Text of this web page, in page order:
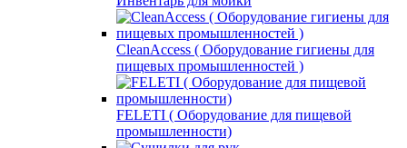
СleanAccess ( Оборудование гигиены для
пищевых промышленностей )
FELETI ( Оборудование для пищевой
промышленности)